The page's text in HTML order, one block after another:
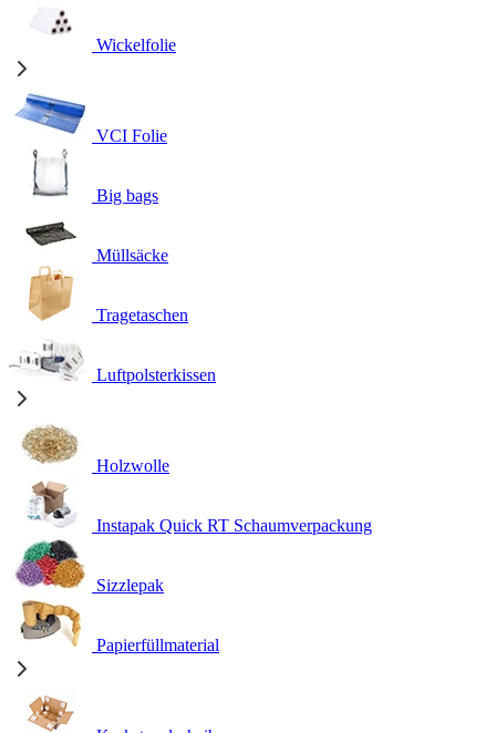
Wickelfolie
VCI Folie
Big bags
Müllsäcke
Tragetaschen
Luftpolsterkissen
Holzwolle
Instapak Quick RT Schaumverpackung
Sizzlepak
Papierfüllmaterial